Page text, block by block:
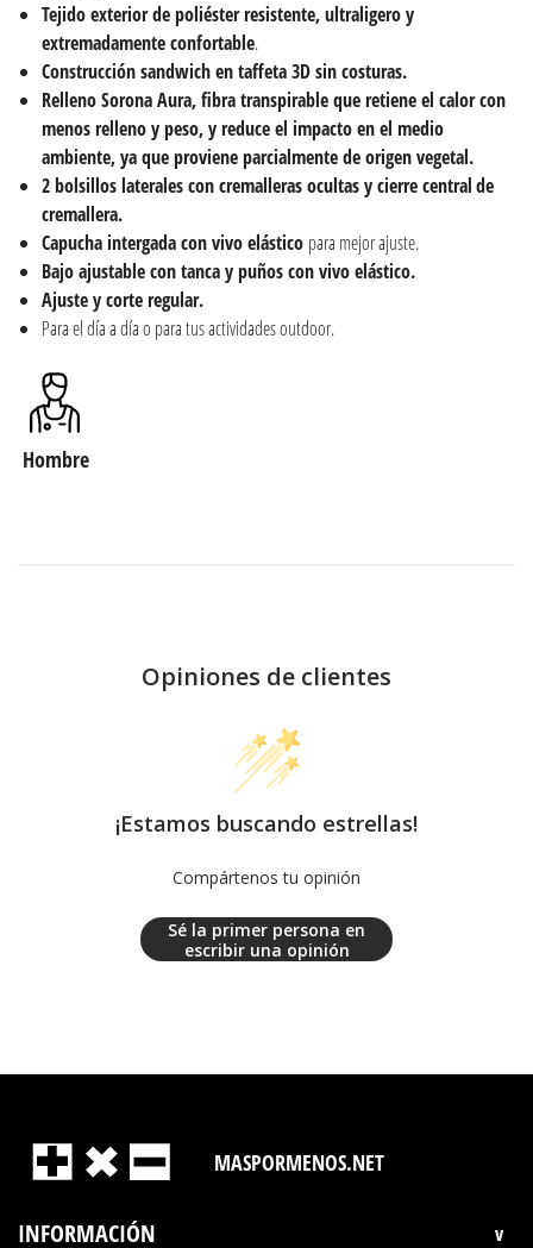
Tejido exterior de poliéster resistente,ultraligero y
extremadamente confortable.
Construcción sandwich en taffeta 3D sin costuras.
Relleno Sorona Aura, fibra transpirable que retiene el calor con
menos relleno y peso, y reduce el impacto en el medio
ambiente, ya que proviene parcialmente de origen vegetal.
2 bolsillos laterales con cremalleras ocultas y cierre centralde
cremallera.
Capucha intergada con vivo elástico para mejor ajuste.
Bajo ajustable con tanca y puños con vivo elástico.
Ajuste y corte regular.
Para el día a día o para tus actividades outdoor.
Hombre
Opiniones de clientes
¡Estamos buscando estrellas!
Compártenos tu opinión
Sé la primer persona en
escribir una opinión
MASPORMENOS.NET
INFORMACIÓN